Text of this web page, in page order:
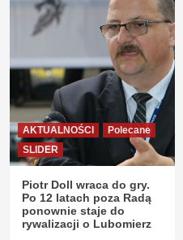
AKTUALNOŚCI
Polecane
SLIDER
Piotr Doll wraca do gry.
Po 12 latach poza Radą
ponownie staje do
rywalizacji o Lubomierz